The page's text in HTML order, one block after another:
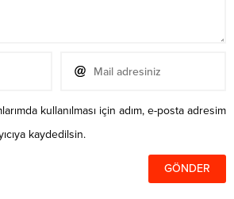
kullanılması için adım, e-posta adresim
kaydedilsin.